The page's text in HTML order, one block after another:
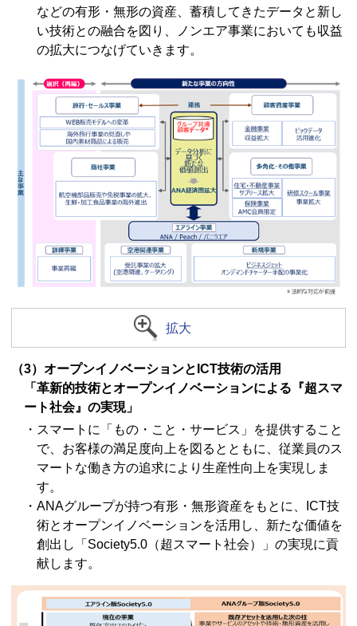
などの有形・無形の資産、蓄積してきたデータと新し
い技術との融合を図り、ノンエア事業においても収益
の拡大につなげていきます。
拡大
（3）オープンイノベーションとICT技術の活用
「革新的技術とオープンイノベーションによる『超スマ
ート社会』の実現」
・スマートに「もの・こと・サービス」を提供すること
で、お客様の満足度向上を図るとともに、従業員のス
マートな働き方の追求により生産性向上を実現しま
す。
・ANAグループが持つ有形・無形資産をもとに、ICT技
術とオープンイノベーションを活用し、新たな価値を
創出し「Society5.0（超スマート社会）」の実現に貢
献します。